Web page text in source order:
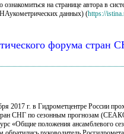
на странице автора в
данных) (https://
форума стран
2017 г. в Гидрометцентре России
СНГ по сезонным прогнозам
«Общие положения ансамблевого